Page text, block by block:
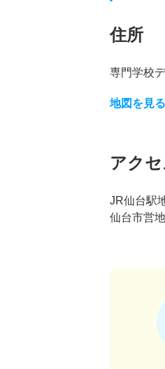
住所
専門学校
地図を見る
アクセ
JR仙台駅
仙台市営